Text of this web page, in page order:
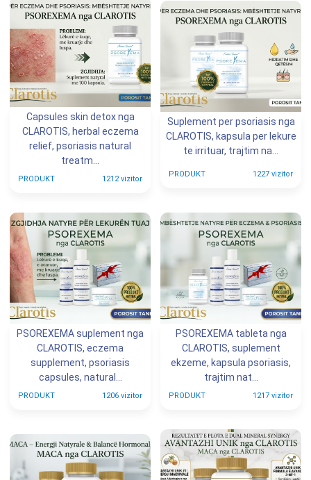
Capsules skin detox nga
CLAROTIS, herbal eczema
relief, psoriasis natural
treatm...
PRODUKT 1212 vizitor
Suplement per psoriasis nga
CLAROTIS, kapsula per lekure
te irrituar, trajtim na...
PRODUKT 1227 vizitor
PSOREXEMA suplement nga
CLAROTIS, eczema
supplement, psoriasis
capsules, natural...
PRODUKT 1206 vizitor
PSOREXEMA tableta nga
CLAROTIS, suplement
ekzeme, kapsula psoriasis,
trajtim nat...
PRODUKT 1217 vizitor